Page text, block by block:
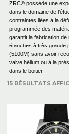
ZRC® possède une
dans le domaine de
contraintes liées à la
programmée des
garantit la fabrication de
étanches à très grande
(5100M) sans avoir
valve hélium ou à la
dans le boitier
15 RÉSULTATS